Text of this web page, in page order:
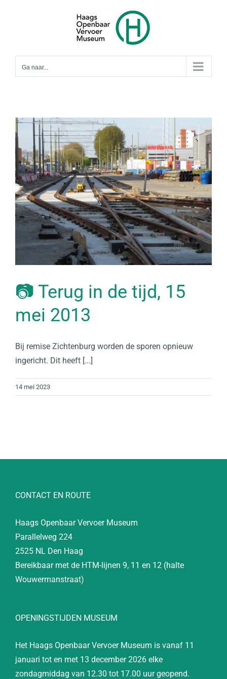
Ga naar...
📷 Terug in de tijd, 15
mei 2013
Bij remise Zichtenburg worden de sporen opnieuw
ingericht. Dit heeft [...]
14 mei 2023
CONTACT EN ROUTE
Haags Openbaar Vervoer Museum
Parallelweg 224
2525 NL Den Haag
Bereikbaar met de HTM-lijnen 9, 11 en 12 (halte
Wouwermanstraat)
OPENINGSTIJDEN MUSEUM
Het Haags Openbaar Vervoer Museum is vanaf 11
januari tot en met 13 december 2026 elke
zondagmiddag van 12.30 tot 17.00 uur geopend.